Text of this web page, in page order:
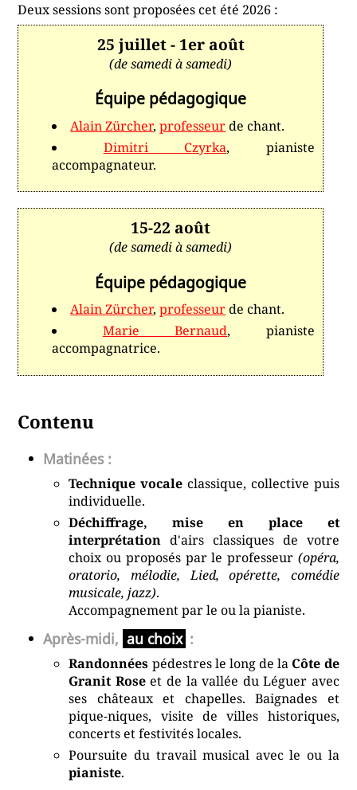
Deux sessions sont proposées cet été 2026 :
25 juillet - 1er août
(de samedi à samedi)
Équipe pédagogique
Alain Zürcher,professeurde chant.
Dimitri Czyrka, pianiste
accompagnateur.
15-22 août
(de samedi à samedi)
Équipe pédagogique
Alain Zürcher,professeurde chant.
Marie Bernaud, pianiste
accompagnatrice.
Contenu
Matinées :
Technique vocale classique, collective puis
individuelle.
Déchiffrage, mise en place et
interprétation d'airs classiques de votre
choix ou proposés par le professeur (opéra,
oratorio, mélodie, Lied, opérette, comédie
musicale, jazz).
Accompagnement par le ou la pianiste.
Après-midi, au choix :
Randonnées pédestres le long de laCôte de
Granit Roseet de la vallée du Léguer avec
ses châteaux et chapelles. Baignades et
pique-niques, visite de villes historiques,
concerts et festivités locales.
Poursuite du travail musical avec le ou la
pianiste.